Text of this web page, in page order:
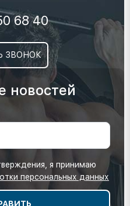
68 40
ЗВОНОК
новостей
я принимаю
персональных данных